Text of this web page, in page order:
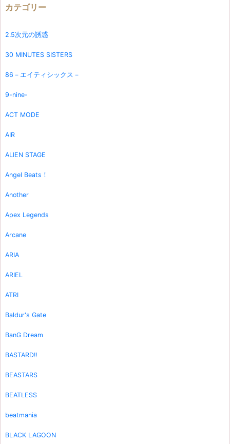
カテゴリー
2.5次元の誘惑
30 MINUTES SISTERS
86－エイティシックス－
9-nine-
ACT MODE
AIR
ALIEN STAGE
Angel Beats！
Another
Apex Legends
Arcane
ARIA
ARIEL
ATRI
Baldur's Gate
BanG Dream
BASTARD!!
BEASTARS
BEATLESS
beatmania
BLACK LAGOON